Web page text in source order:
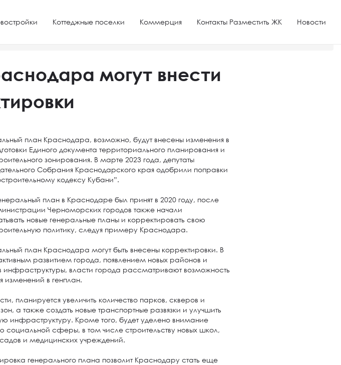
Коттеджные поселки Коммерция Контакты Разместить ЖК Новости
могут внести
план Краснодара, возможно, будут внесены изменения в
Единого документа территориального планирования и
зонирования. В марте 2023 года, депутаты
Собрания Краснодарского края одобрили поправки
кодексу Кубани”.
план в Краснодаре был принят в 2020 году, после
Черноморских городов также начали
новые генеральные планы и корректировать свою
политику, следуя примеру Краснодара.
план Краснодара могут быть внесены корректировки. В
развитием города, появлением новых районов и
инфраструктуры, власти города рассматривают возможность
изменений в генплан.
планируется увеличить количество парков, скверов и
а также создать новые транспортные развязки и улучшить
инфраструктуру. Кроме того, будет уделено внимание
социальной сферы, в том числе строительству новых школ,
садов и медицинских учреждений.
генерального плана позволит Краснодару стать еще